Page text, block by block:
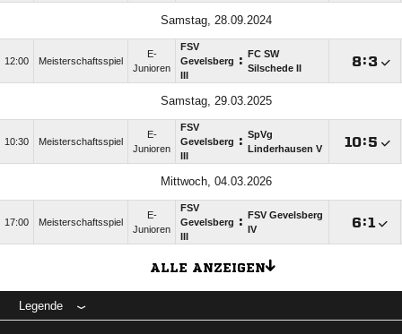
Samstag, 28.09.2024
12:00 Meisterschaftsspiel
E-
Junioren
FSV
Gevelsberg :
FC SW
Silschede II
:
Samstag, 29.03.2025
10:30 Meisterschaftsspiel
E-
Junioren
FSV
Gevelsberg : SpVg
Linderhausen V
:
Mittwoch, 04.03.2026
17:00 Meisterschaftsspiel
E-
Junioren
FSV
Gevelsberg :
FSV Gevelsberg
IV
:
ALLE ANZEIGEN
Legende